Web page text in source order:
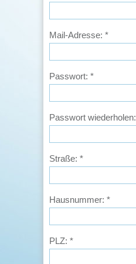
Mail-Adresse: *
Passwort: *
Passwort wiederholen:
Straße: *
Hausnummer: *
PLZ: *